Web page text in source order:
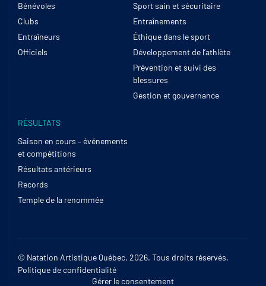
Bénévoles
Clubs
Entraîneurs
Officiels
Sport sain et sécuritaire
Entraînements
Éthique dans le sport
Développement de l’athlète
Prévention et suivi des
blessures
Gestion et gouvernance
RÉSULTATS
Saison en cours – événements
et compétitions
Résultats antérieurs
Records
Temple de la renommée
© Natation Artistique Québec, 2026. Tous droits réservés.
Politique de confidentialité
Gérer le consentement